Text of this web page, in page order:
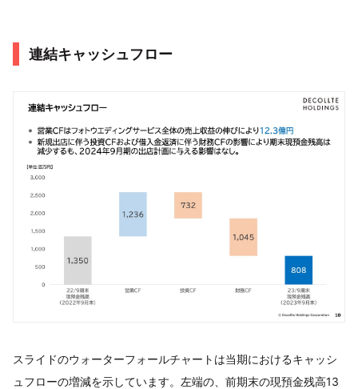
連結キャッシュフロー
スライドのウォーターフォールチャートは当期におけるキャッシ
ュフローの増減を示しています。左端の、前期末の現預金残高13